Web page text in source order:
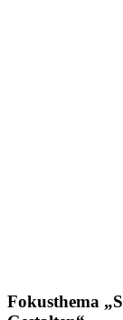
Fokusthema